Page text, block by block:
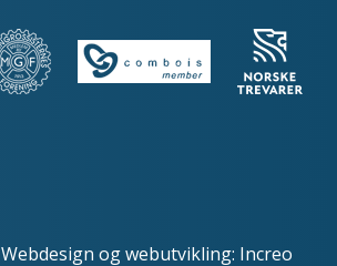
Webdesign ogwebutvikling: Increo